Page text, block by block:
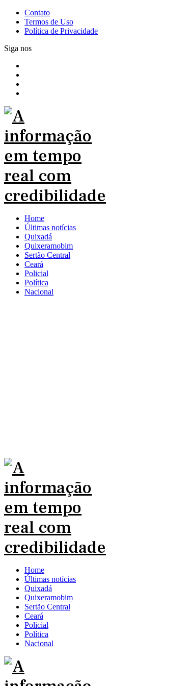
Contato
Termos de Uso
Política de Privacidade
Siga nos
Home
Últimas notícias
Quixadá
Quixeramobim
Sertão Central
Ceará
Policial
Política
Nacional
Home
Últimas notícias
Quixadá
Quixeramobim
Sertão Central
Ceará
Policial
Política
Nacional